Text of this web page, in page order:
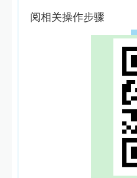
阅相关操作步骤